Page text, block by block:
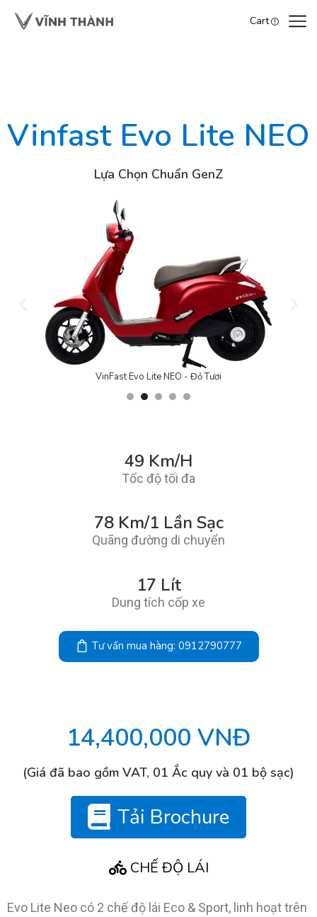
Cart
Vinfast Evo Lite NEO
Lựa Chọn Chuẩn GenZ
VinFast Evo Lite NEO - Đỏ Tươi
49 Km/H
Tốc độ tối đa
78 Km/1 Lần Sạc
Quãng đường di chuyển
17 Lít
Dung tích cốp xe
Tư vấn mua hàng: 0912790777
14,400,000 VNĐ
(Giá đã bao gồm VAT, 01 Ắc quy và 01 bộ sạc)
Tải Brochure
CHẾ ĐỘ LÁI
Evo Lite Neo có 2 chế độ lái Eco & Sport, linh hoạt trên